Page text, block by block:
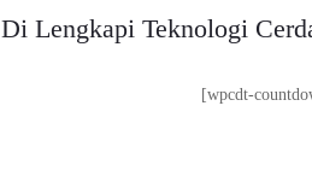
Di Lengkapi Teknologi
[wpcdt-